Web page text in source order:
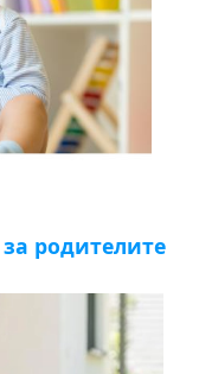
родителите